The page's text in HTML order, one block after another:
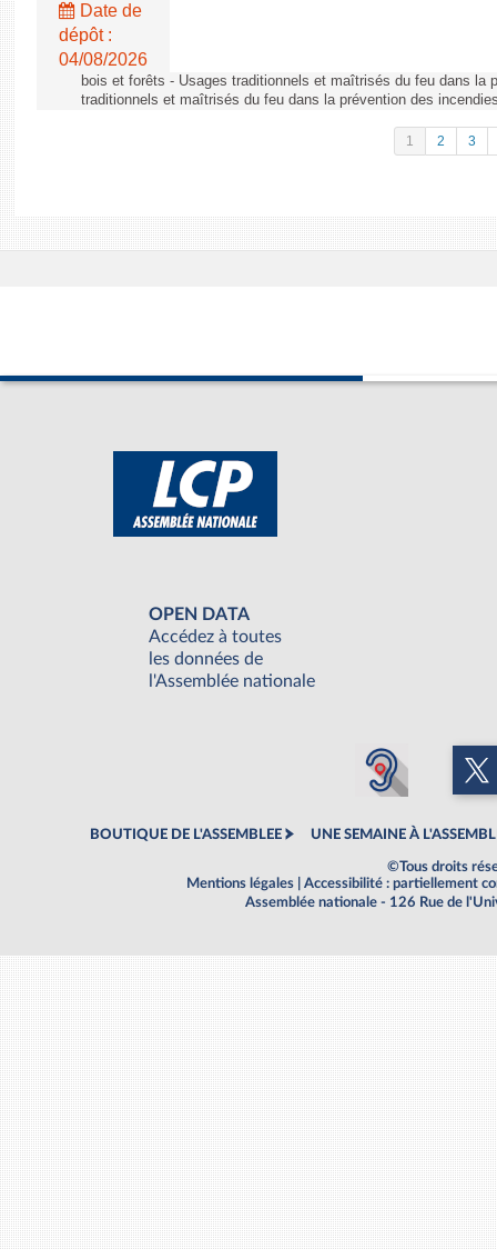
Date de
dépôt :
04/08/2026
bois et forêts - Usages traditionnels et maîtrisés du feu dans la
traditionnels et maîtrisés du feu dans la prévention des
1 2 3
OPEN DATA
Accédez à toutes
les données de
l'Assemblée nationale
BOUTIQUE DE L'ASSEMBLEE UNE SEMAINE À
©Tous droits
Mentions légales
Accessibilité : partiellement
Assemblée nationale - 126 Rue de